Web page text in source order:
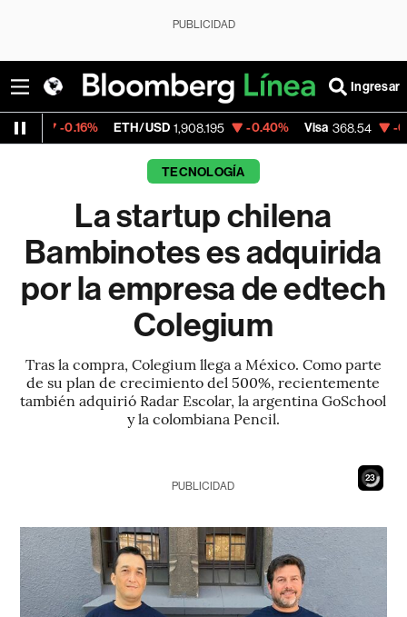
PUBLICIDAD
Ingresar
ETH/USD 1,908.195 -0.40% Visa 368.54 -0.28%
TECNOLOGÍA
La startup chilena
Bambinotes es adquirida
por la empresa de edtech
Colegium
Tras la compra, Colegium llega a México. Como parte
de su plan de crecimiento del 500%, recientemente
también adquirió Radar Escolar, la argentina GoSchool
y la colombiana Pencil.
21
PUBLICIDAD